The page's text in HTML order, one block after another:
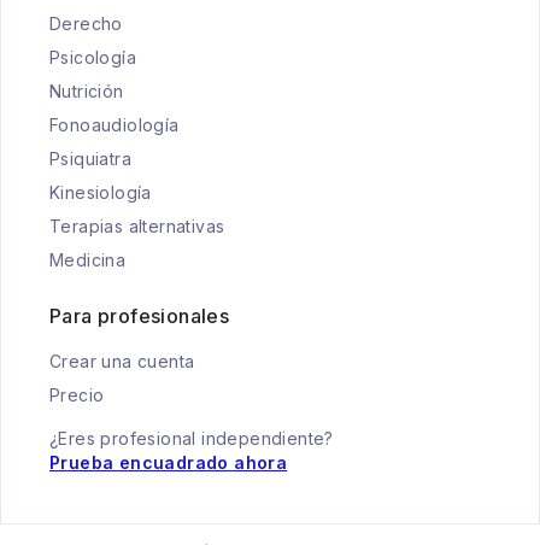
Derecho
Psicología
Nutrición
Fonoaudiología
Psiquiatra
Kinesiología
Terapias alternativas
Medicina
Para profesionales
Crear una cuenta
Precio
¿Eres profesional independiente?
Prueba encuadrado ahora